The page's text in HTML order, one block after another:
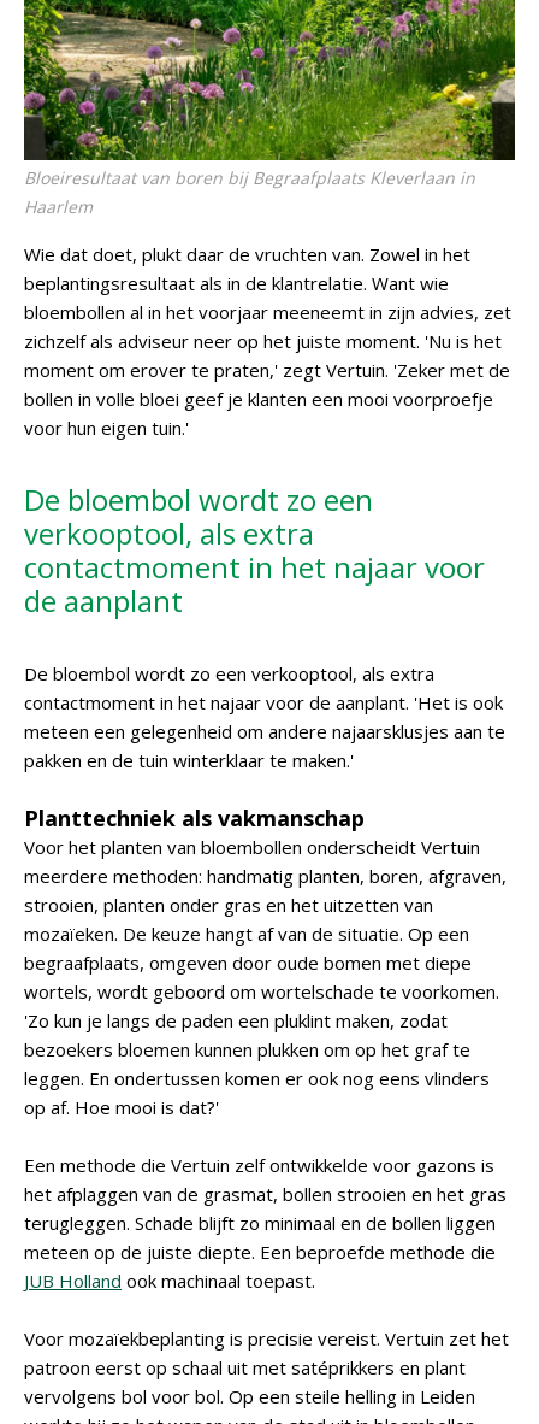
Bloeiresultaat van boren bij Begraafplaats Kleverlaan in
Haarlem
Wie dat doet, plukt daar de vruchten van. Zowel in het
beplantingsresultaat als in de klantrelatie. Want wie
bloembollen al in het voorjaar meeneemt in zijn advies, zet
zichzelf als adviseur neer op het juiste moment. 'Nu is het
moment om erover te praten,' zegt Vertuin. 'Zeker met de
bollen in volle bloei geef je klanten een mooi voorproefje
voor hun eigen tuin.'
De bloembol wordt zo een
verkooptool, als extra
contactmoment in het najaar voor
de aanplant
De bloembol wordt zo een verkooptool, als extra
contactmoment in het najaar voor de aanplant. 'Het is ook
meteen een gelegenheid om andere najaarsklusjes aan te
pakken en de tuin winterklaar te maken.'
Planttechniek als vakmanschap
Voor het planten van bloembollen onderscheidt Vertuin
meerdere methoden: handmatig planten, boren, afgraven,
strooien, planten onder gras en het uitzetten van
mozaïeken. De keuze hangt af van de situatie. Op een
begraafplaats, omgeven door oude bomen met diepe
wortels, wordt geboord om wortelschade te voorkomen.
'Zo kun je langs de paden een pluklint maken, zodat
bezoekers bloemen kunnen plukken om op het graf te
leggen. En ondertussen komen er ook nog eens vlinders
op af. Hoe mooi is dat?'
Een methode die Vertuin zelf ontwikkelde voor gazons is
het afplaggen van de grasmat, bollen strooien en het gras
terugleggen. Schade blijft zo minimaal en de bollen liggen
meteen op de juiste diepte. Een beproefde methode die
JUB Holland ook machinaal toepast.
Voor mozaïekbeplanting is precisie vereist. Vertuin zet het
patroon eerst op schaal uit met satéprikkers en plant
vervolgens bol voor bol. Op een steile helling in Leiden